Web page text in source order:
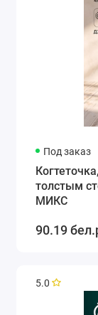
Под заказ
толстым
МИКС
90.19
5.0